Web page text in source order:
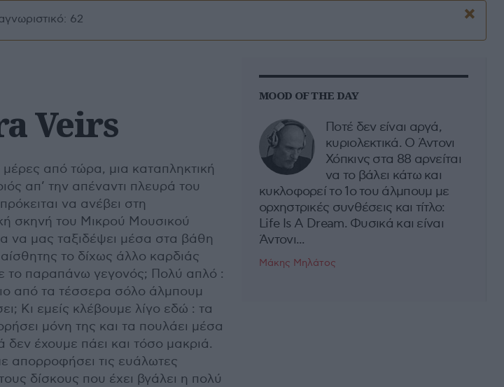
×
62
Veirs
μέρες από τώρα, μια καταπληκτική
απ’ την απέναντι πλευρά του
να ανέβει στη
σκηνή του Μικρού Μουσικού
να μας ταξιδέψει μέσα στα βάθη
το δίχως άλλο καρδιάς
το παραπάνω γεγονός; Πολύ απλό :
από τα τέσσερα σόλο άλμπουμ
Κι εμείς κλέβουμε λίγο εδώ : τα
μόνη της και τα πουλάει μέσα
έχουμε πάει και τόσο μακριά.
απορροφήσει τις ευάλωτες
δίσκους που έχει βγάλει η πολύ
MOOD OF THE DAY
Ποτέ δεν είναι αργά,
κυριολεκτικά. Ο Άντονι
Χόπκινς στα 88 αρνείται
να το βάλει κάτω και
κυκλοφορεί το 1ο του άλμπουμ με
ορχηστρικές συνθέσεις και τίτλο:
Life Is A Dream. Φυσικά και είναι
Άντονι...
Μάκης Μηλάτος